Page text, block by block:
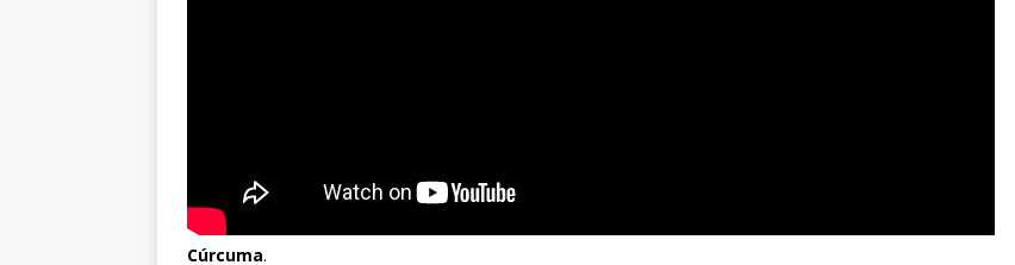
Cúrcuma.